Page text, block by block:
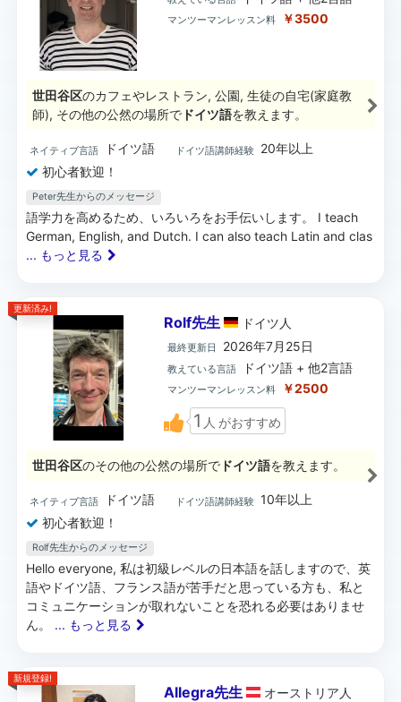
マンツーマンレッスン料 ￥3500
世田谷区のカフェやレストラン, 公園, 生徒の自宅(家庭教
師), その他の公然の場所で ドイツ語を教えます。
ネイティブ言語 ドイツ語 ドイツ語講師経験
20年以上
初心者歓迎！
Peter先生からのメッセージ
語学力を高めるため、いろいろをお手伝いします。 I teach
German, English, and Dutch. I can also teach Latin and clas
... もっと見る
更新済み!
Rolf先生 ドイツ 人
最終更新日 2026年7月25日
教えている言語 ドイツ語 + 他2言語
マンツーマンレッスン料 ￥2500
1 人 がおすすめ
世田谷区のその他の公然の場所で ドイツ語を教えます。
ネイティブ言語 ドイツ語 ドイツ語講師経験 10年以上
初心者歓迎！
Rolf先生からのメッセージ
Hello everyone, 私は初級レベルの日本語を話しますので、英
語やドイツ語、フランス語が苦手だと思っている方も、私と
コミュニケーションが取れないことを恐れる必要はありませ
ん。 ... もっと見る
新規登録!
Allegra先生 オーストリア 人